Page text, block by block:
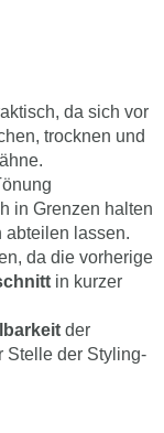
da sich vor
trocknen und
in Grenzen halten
abteilen lassen.
da die vorherige
in kurzer
der
Stelle der Styling-